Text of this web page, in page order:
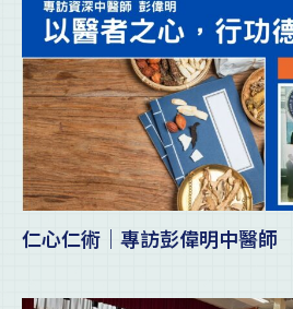
仁心仁術｜專訪彭偉明中醫師